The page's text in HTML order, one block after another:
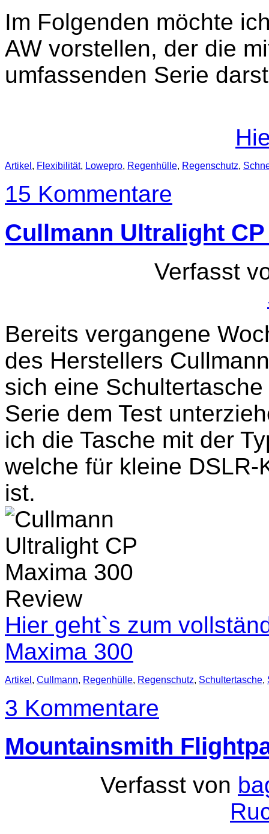
Im Folgenden möchte
AW vorstellen, der die
umfassenden Serie
Artikel , Flexibilität, Lowepro, Regenhülle, Regenschutz,
15 Kommentare
Cullmann Ultralight
Verfasst
Bereits vergangene
des Herstellers
sich eine
Serie dem Test
ich die Tasche mit der
welche für kleine
ist.
Hier geht`s zum
Maxima 300
Artikel , Cullmann, Regenhülle, Regenschutz, Schultertasche,
3 Kommentare
Mountainsmith
Verfasst von